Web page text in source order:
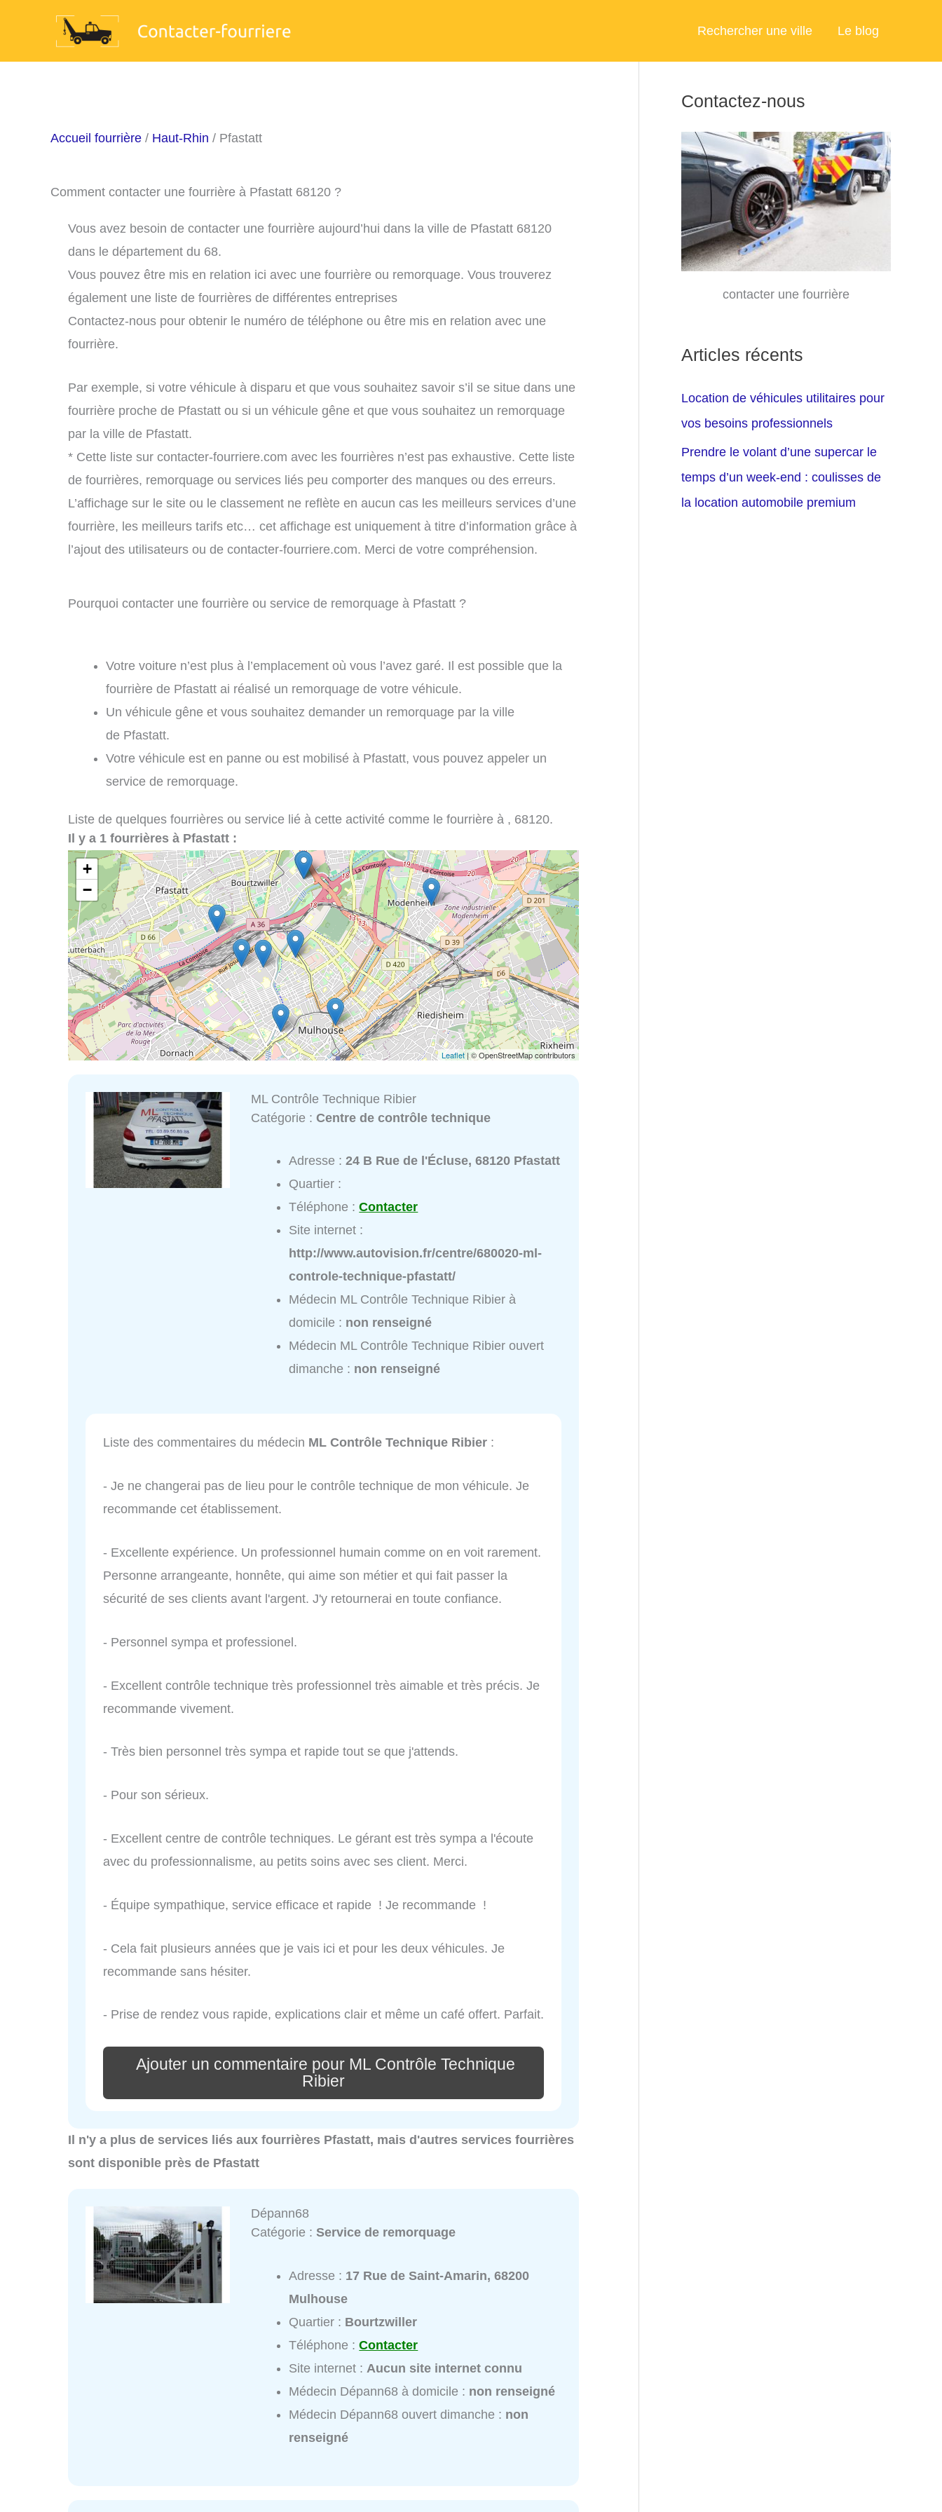
Rechercher une ville Le blog
Accueil fourrière / Haut-Rhin / Pfastatt
Comment contacter une fourrière à Pfastatt 68120 ?
Vous avez besoin de contacter une fourrière aujourd’hui dans la ville de Pfastatt 68120
dans le département du 68.
Vous pouvez être mis en relation ici avec une fourrière ou remorquage. Vous trouverez
également une liste de fourrières de différentes entreprises
Contactez-nous pour obtenir le numéro de téléphone ou être mis en relation avec une
fourrière.
Par exemple, si votre véhicule à disparu et que vous souhaitez savoir s’il se situe dans une
fourrière proche de Pfastatt ou si un véhicule gêne et que vous souhaitez un remorquage
par la ville de Pfastatt.
* Cette liste sur contacter-fourriere.com avec les fourrières n’est pas exhaustive. Cette liste
de fourrières, remorquage ou services liés peu comporter des manques ou des erreurs.
L’affichage sur le site ou le classement ne reflète en aucun cas les meilleurs services d’une
fourrière, les meilleurs tarifs etc… cet affichage est uniquement à titre d’information grâce à
l’ajout des utilisateurs ou de contacter-fourriere.com. Merci de votre compréhension.
Pourquoi contacter une fourrière ou service de remorquage à Pfastatt ?
Votre voiture n’est plus à l’emplacement où vous l’avez garé. Il est possible que la
fourrière de Pfastatt ai réalisé un remorquage de votre véhicule.
Un véhicule gêne et vous souhaitez demander un remorquage par la ville
de Pfastatt.
Votre véhicule est en panne ou est mobilisé à Pfastatt, vous pouvez appeler un
service de remorquage.
Liste de quelques fourrières ou service lié à cette activité comme le fourrière à , 68120.
Il y a 1 fourrières à Pfastatt :
+
−
Leaflet | © OpenStreetMap contributors
ML Contrôle Technique Ribier
Catégorie :Centre de contrôle technique
Adresse :24 B Rue de l'Écluse, 68120 Pfastatt
Quartier :
Téléphone :Contacter
Site internet :
http://www.autovision.fr/centre/680020-ml-
controle-technique-pfastatt/
Médecin ML Contrôle Technique Ribier à
domicile : non renseigné
Médecin ML Contrôle Technique Ribier ouvert
dimanche : non renseigné
Liste des commentaires du médecin ML Contrôle Technique Ribier :
- Je ne changerai pas de lieu pour le contrôle technique de mon véhicule. Je
recommande cet établissement.
- Excellente expérience. Un professionnel humain comme on en voit rarement.
Personne arrangeante, honnête, qui aime son métier et qui fait passer la
sécurité de ses clients avant l'argent. J'y retournerai en toute confiance.
- Personnel sympa et professionel.
- Excellent contrôle technique très professionnel très aimable et très précis. Je
recommande vivement.
- Très bien personnel très sympa et rapide tout se que j'attends.
- Pour son sérieux.
- Excellent centre de contrôle techniques. Le gérant est très sympa a l'écoute
avec du professionnalisme, au petits soins avec ses client. Merci.
- Équipe sympathique, service efficace et rapide ! Je recommande !
- Cela fait plusieurs années que je vais ici et pour les deux véhicules. Je
recommande sans hésiter.
- Prise de rendez vous rapide, explications clair et même un café offert. Parfait.
Ajouter un commentaire pour ML Contrôle Technique
Ribier
Il n'y a plus de services liés aux fourrières Pfastatt, mais d'autres services fourrières
sont disponible près de Pfastatt
Dépann68
Catégorie :Service de remorquage
Adresse : 17 Rue de Saint-Amarin, 68200
Mulhouse
Quartier : Bourtzwiller
Téléphone :Contacter
Site internet :Aucun site internet connu
Médecin Dépann68 à domicile : non renseigné
Médecin Dépann68 ouvert dimanche : non
renseigné
Contactez-nous
contacter une fourrière
Articles récents
Location de véhicules utilitaires pour
vos besoins professionnels
Prendre le volant d’une supercar le
temps d’un week-end : coulisses de
la location automobile premium